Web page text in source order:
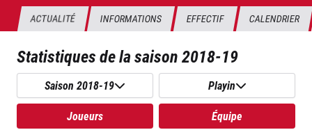
ACTUALITÉ INFORMATIONS EFFECTIF CALENDRIER
Statistiques de la saison2018-19
Saison 2018-19 Playin
Joueurs Équipe